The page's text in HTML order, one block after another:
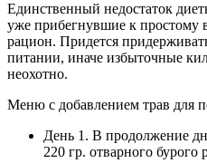
Единственный недостаток
уже прибегнувшие к простому
рацион. Придется
питании, иначе избыточные
неохотно.
Меню с добавлением трав для
День 1. В продолжение
220 гр. отварного бурого